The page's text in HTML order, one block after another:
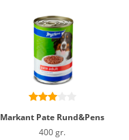
Markant Pate Rund&Pens
400 gr.